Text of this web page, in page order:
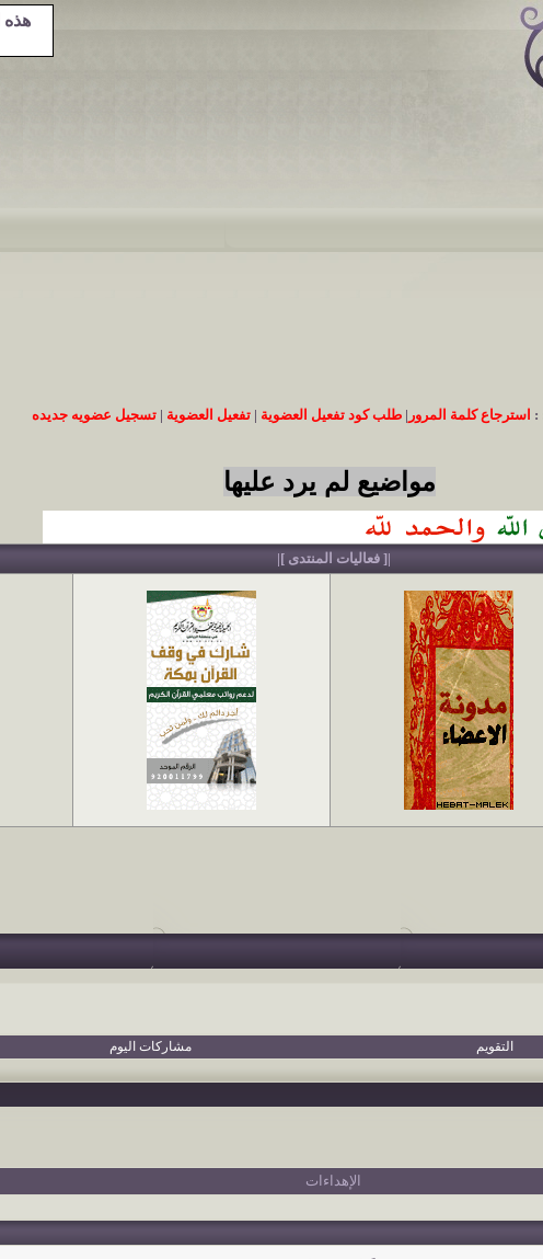
: استرجاع كلمة المرور |طلب كود تفعيل العضوية |تفعيل العضوية |تسجيل عضويه جديده
هذه
مواضيع لم يرد عليها
|[ فعاليات المنتدى ]|
التقويم مشاركات اليوم
الإهداءات